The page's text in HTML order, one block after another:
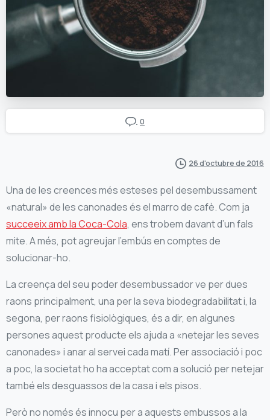
0
26 d'octubre de 2016
Una de les creences més esteses pel desembussament
«natural» de les canonades és el marro de cafè. Com ja
succeeix amb la Coca-Cola, ens trobem davant d’un fals
mite. A més, pot agreujar l’embús en comptes de
solucionar-ho.
La creença del seu poder desembussador ve per dues
raons principalment, una per la seva biodegradabilitat i, la
segona, per raons fisiològiques, és a dir, en algunes
persones aquest producte els ajuda a «netejar les seves
canonades» i anar al servei cada matí. Per associació i poc
a poc, la societat ho ha acceptat com a solució per netejar
també els desguassos de la casa i els pisos.
Però no només és innocu per a aquests embussos a la